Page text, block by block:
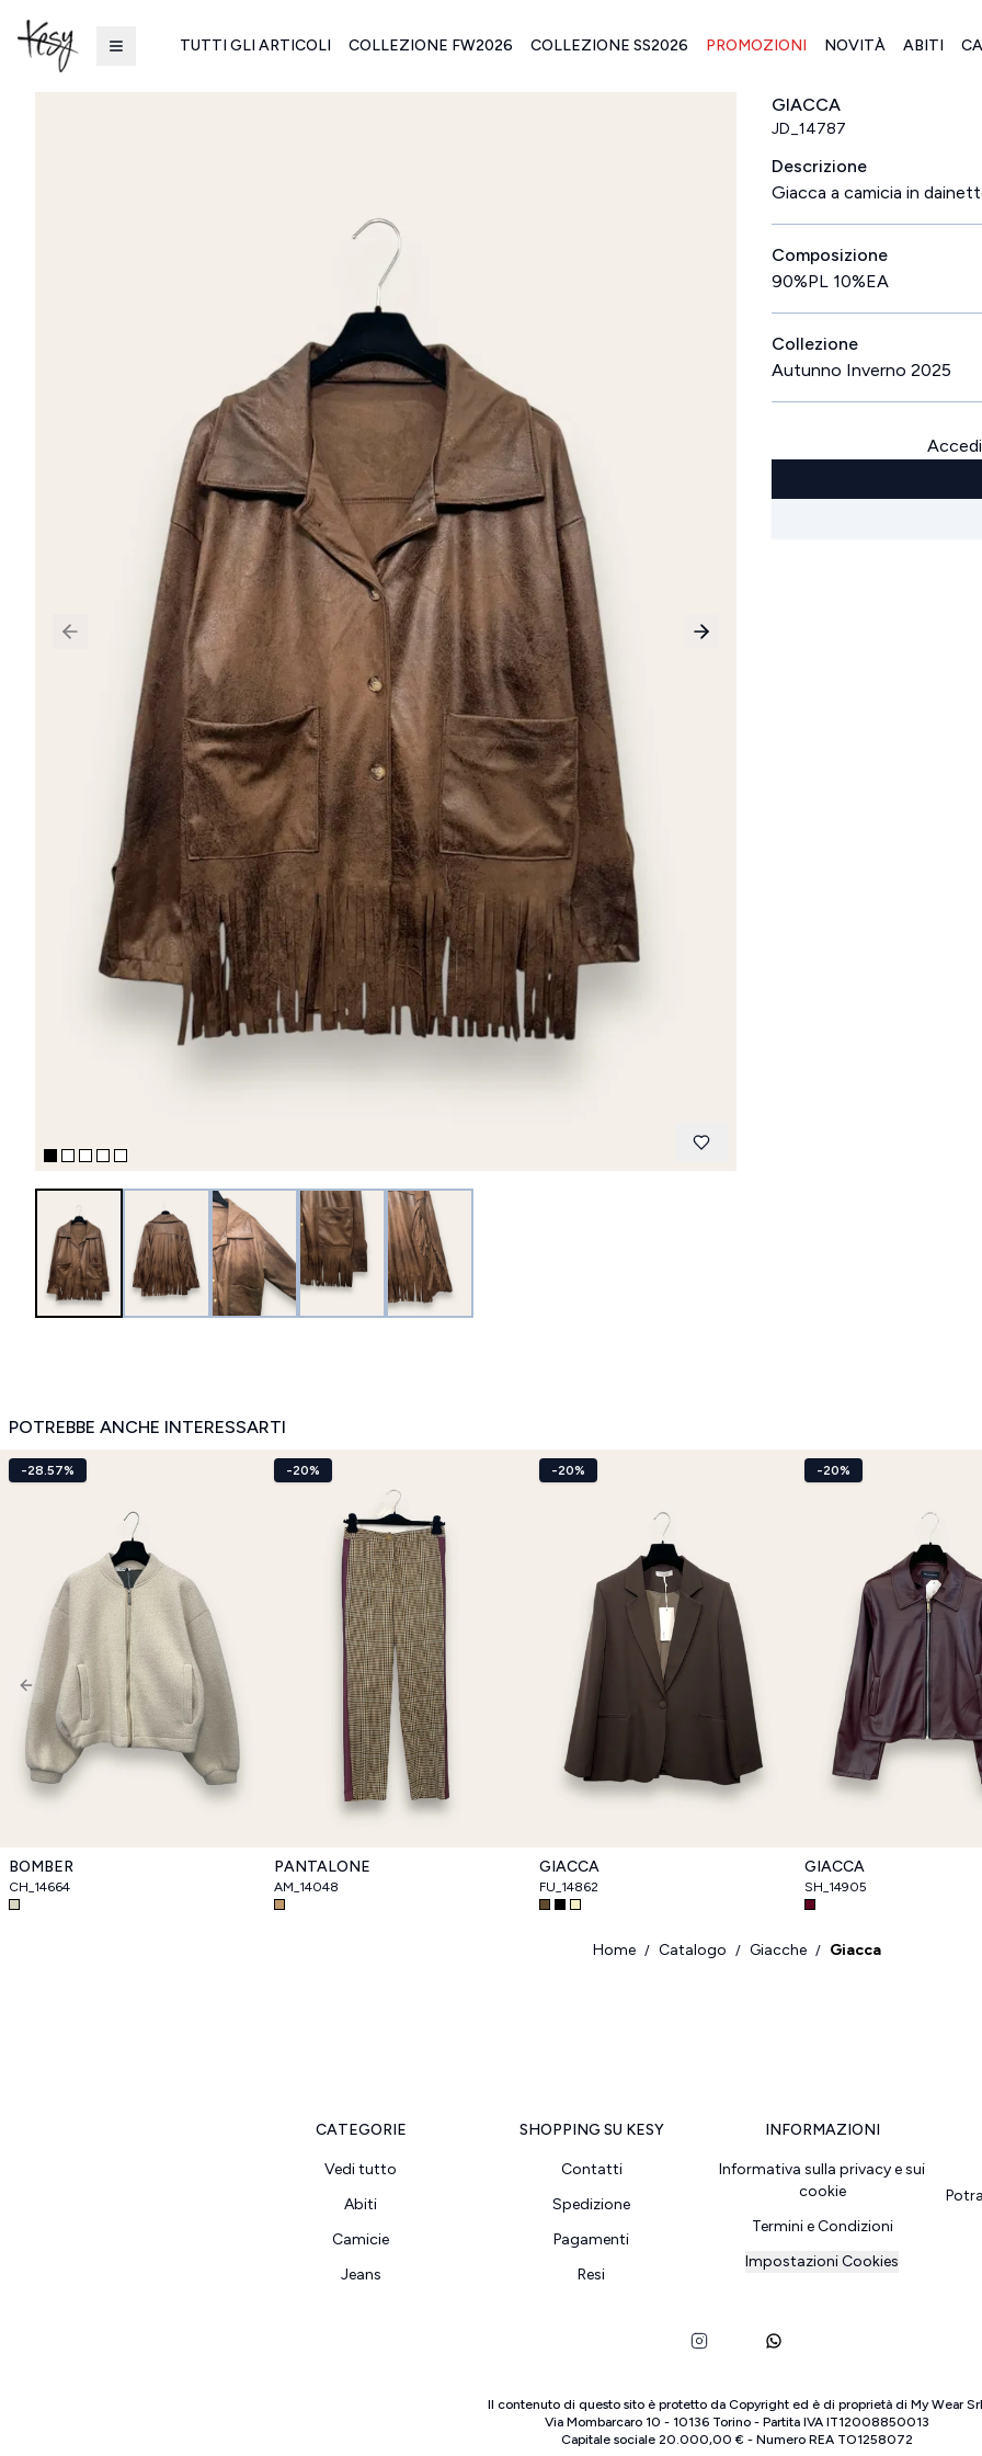
TUTTI GLI ARTICOLI COLLEZIONE FW2026 COLLEZIONE SS2026 PROMOZIONI NOVITÀ ABITI
Previous slide Next slide
GIACCA
JD_14787
Descrizione
Giacca a camicia in
Composizione
90%PL 10%EA
Collezione
Autunno Inverno 2025
POTREBBE ANCHE INTERESSARTI
-28.57%
BOMBER
CH_14664
-20%
PANTALONE
AM_14048
-20%
GIACCA
FU_14862
-20%
GIACCA
SH_14905
Previous slide
Home / Catalogo / Giacche / Giacca
CATEGORIE
Vedi tutto
Abiti
Camicie
Jeans
SHOPPING SU KESY
Contatti
Spedizione
Pagamenti
Resi
INFORMAZIONI
Informativa sulla privacy e sui
cookie
Termini e Condizioni
Impostazioni Cookies
Il contenuto di questo sito è protetto da Copyright ed è di proprietà di My Wear Srl
Via Mombarcaro 10 - 10136 Torino- Partita IVA IT12008850013
Capitale sociale 20.000,00 € - Numero REA TO1258072